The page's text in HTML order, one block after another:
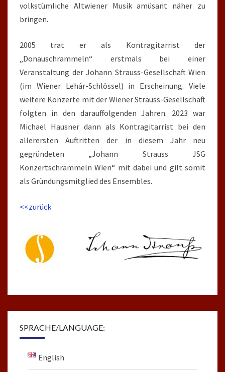
volkstümliche Altwiener Musik amüsant näher zu
bringen.
2005 trat er als Kontragitarrist der
„Donauschrammeln“ erstmals bei einer
Veranstaltung der Johann Strauss-Gesellschaft Wien
(im Wiener Lehár-Schlössel) in Erscheinung. Viele
weitere Konzerte mit der Wiener Strauss-Gesellschaft
folgten in den darauffolgenden Jahren. 2023 war
Michael Hausner dann als Kontragitarrist bei den
allerersten Auftritten der in diesem Jahr neu
gegründeten „Johann Strauss JSG
Konzertschrammeln Wien“ mit dabei und gilt somit
als Gründungsmitglied des Ensembles.
<<zurück
SPRACHE/LANGUAGE:
English